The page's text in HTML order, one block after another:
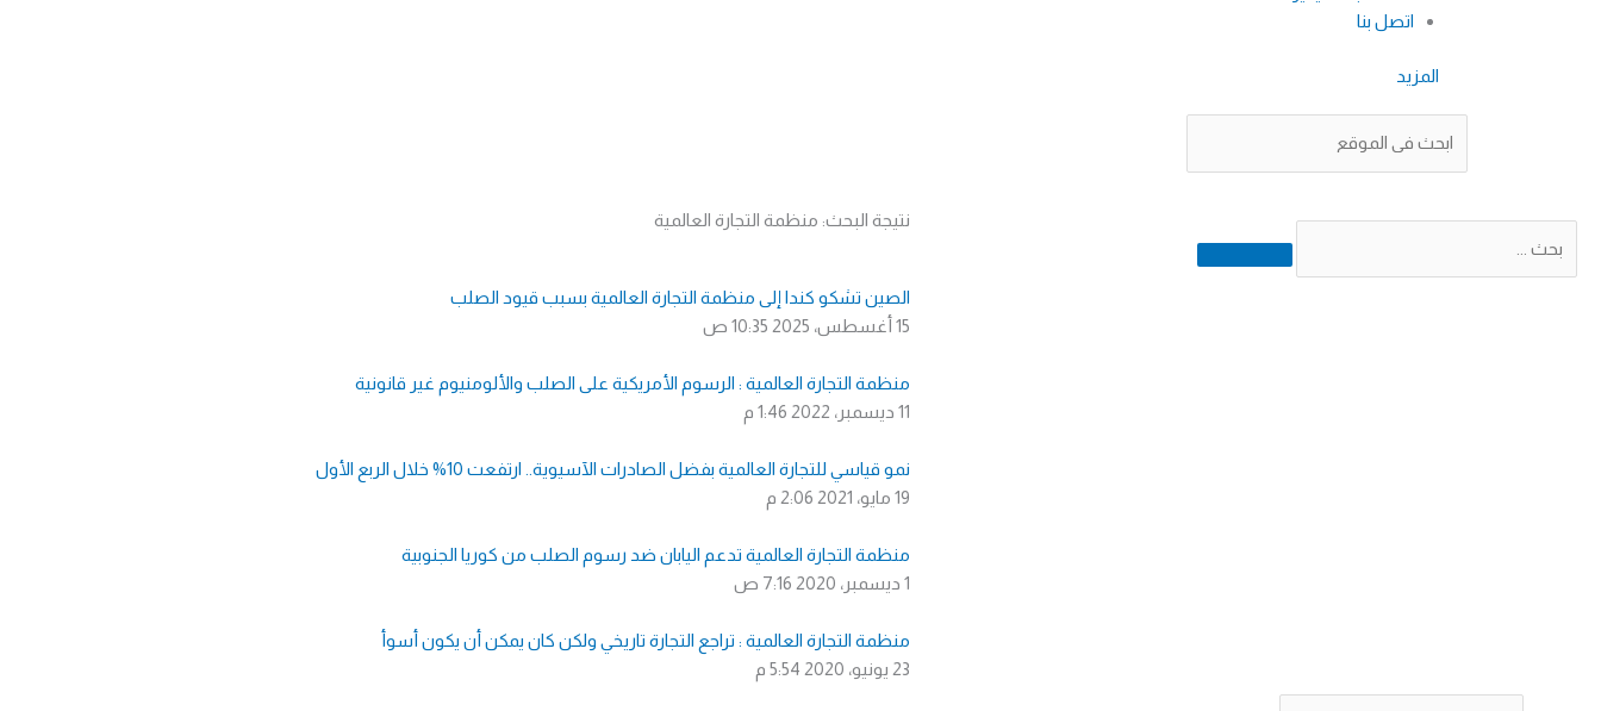
اتصل بنا
المزيد
نتيجة البحث: منظمة التجارة العالمية
الصين تشكو كندا إلى منظمة التجارة العالمية بسبب قيود الصلب
15 أغسطس، 2025
10:35 ص
منظمة التجارة العالمية : الرسوم الأمريكية على الصلب والألومنيوم غير قانونية
11 ديسمبر، 2022
1:46 م
نمو قياسي للتجارة العالمية بفضل الصادرات الآسيوية.. ارتفعت 10% خلال الربع الأول
19 مايو، 2021
2:06 م
منظمة التجارة العالمية تدعم اليابان ضد رسوم الصلب من كوريا الجنوبية
1 ديسمبر، 2020
7:16 ص
منظمة التجارة العالمية : تراجع التجارة تاريخي ولكن كان يمكن أن يكون أسوأ
23 يونيو، 2020
5:54 م